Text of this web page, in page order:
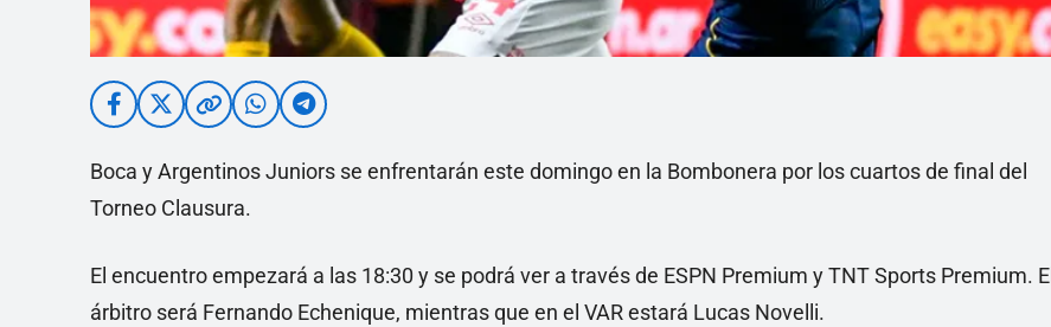
Boca y Argentinos Juniors se enfrentarán este domingo en la Bombonera por los cuartos de final del
Torneo Clausura.
El encuentro empezará a las 18:30 y se podrá ver a través de ESPN Premium y TNT Sports Premium. El
árbitro será Fernando Echenique, mientras que en el VAR estará Lucas Novelli.